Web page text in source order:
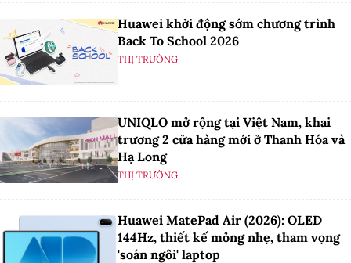
Huawei khởi động sớm chương trình
Back To School 2026
THỊ TRƯỜNG
UNIQLO mở rộng tại Việt Nam, khai
trương 2 cửa hàng mới ở Thanh Hóa và
Hạ Long
THỊ TRƯỜNG
Huawei MatePad Air (2026): OLED
144Hz, thiết kế mỏng nhẹ, tham vọng
'soán ngôi' laptop